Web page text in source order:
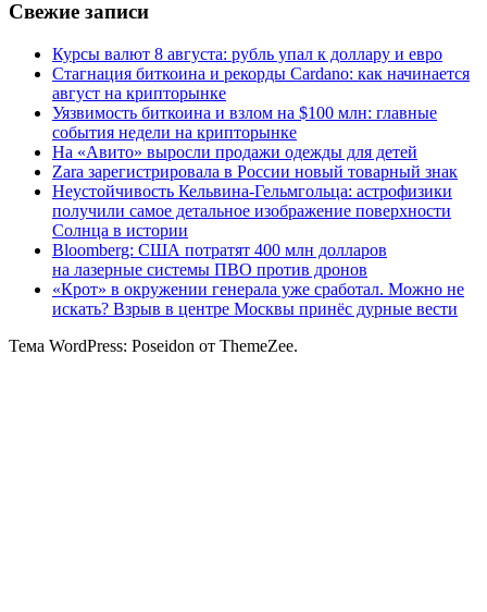
Свежие записи
Курсы валют 8 августа: рубль упал к доллару и евро
Стагнация биткоина и рекорды Cardano: как начинается
август на крипторынке
Уязвимость биткоина и взлом на $100 млн: главные
события недели на крипторынке
На «Авито» выросли продажи одежды для детей
Zara зарегистрировала в России новый товарный знак
Неустойчивость Кельвина-Гельмгольца: астрофизики
получили самое детальное изображение поверхности
Солнца в истории
Bloomberg: США потратят 400 млн долларов
на лазерные системы ПВО против дронов
«Крот» в окружении генерала уже сработал. Можно не
искать? Взрыв в центре Москвы принёс дурные вести
Тема WordPress: Poseidon от ThemeZee.